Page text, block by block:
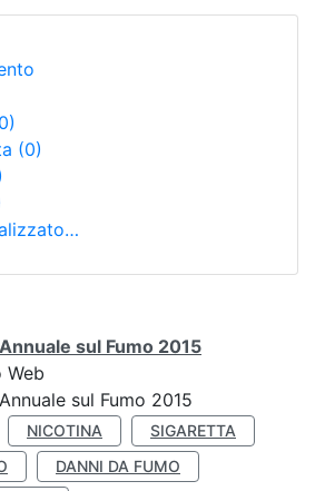
(0)
sul Fumo 2015
Web
sul Fumo 2015
NICOTINA
SIGARETTA
DANNI DA FUMO